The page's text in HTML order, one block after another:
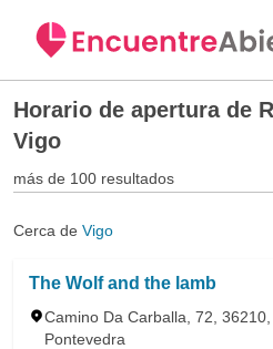
Horario de apertura de
Vigo
más de 100 resultados
Cerca de Vigo
The Wolf and the lamb
Camino Da Carballa, 72, 36210,
Pontevedra